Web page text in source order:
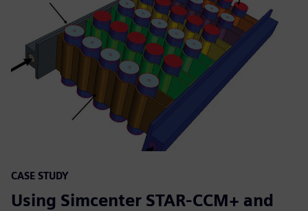
CASE STUDY
Using Simcenter STAR-CCM+ and